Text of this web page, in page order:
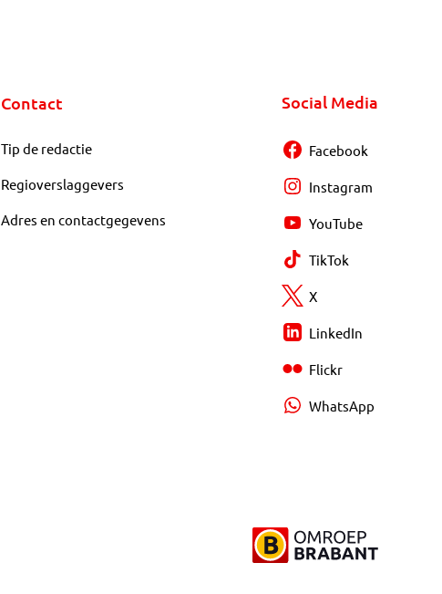
Contact
Tip de redactie
Regioverslaggevers
Adres en contactgegevens
Social Media
Facebook
Instagram
YouTube
TikTok
X
LinkedIn
Flickr
WhatsApp